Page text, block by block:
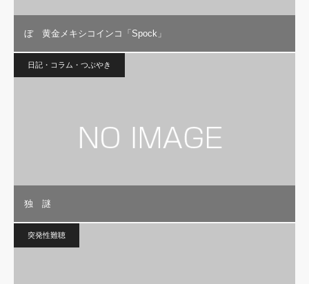
ぼ 黄金メキシコインコ「Spock」
日記・コラム・つぶやき
独 謎
突発性難聴